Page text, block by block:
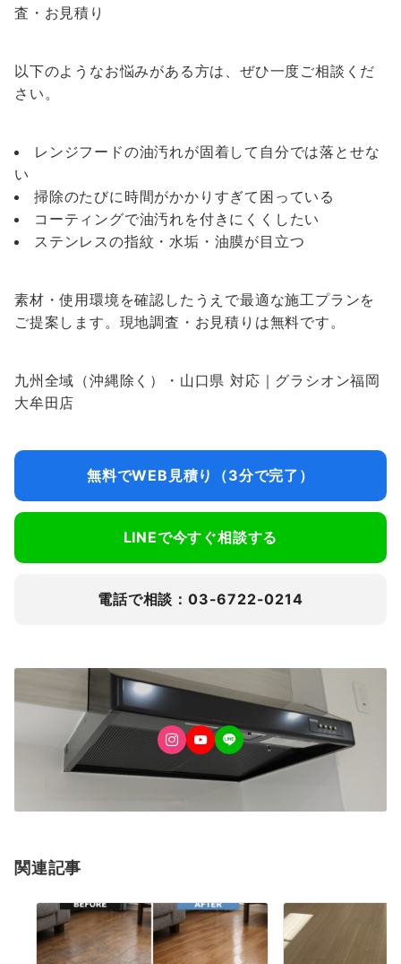
査・お見積り
以下のようなお悩みがある方は、ぜひ一度ご相談くだ
さい。
レンジフードの油汚れが固着して自分では落とせな
い
掃除のたびに時間がかかりすぎて困っている
コーティングで油汚れを付きにくくしたい
ステンレスの指紋・水垢・油膜が目立つ
素材・使用環境を確認したうえで最適な施工プランを
ご提案します。現地調査・お見積りは無料です。
九州全域（沖縄除く）・山口県 対応｜グラシオン福岡
大牟田店
無料でWEB見積り（3分で完了）
LINEで今すぐ相談する
電話で相談：03-6722-0214
関連記事